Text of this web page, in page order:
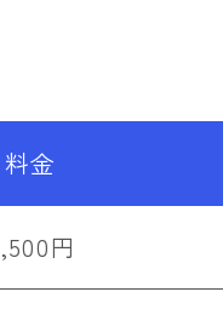
料金
円